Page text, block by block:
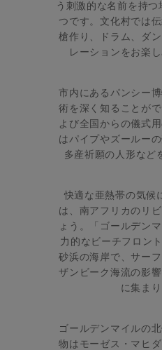
う刺激的な名前を持つ
つです。文化村では
槍作り、ドラム、ダ
レーションをお楽
市内にあるパンシー
術を深く知ることが
よび全国からの儀式
はパイプやズールー
多産祈願の人形など
快適な亜熱帯の気候
は、南アフリカのリ
ょう。「ゴールデン
力的なビーチフロン
砂浜の海岸で、サー
ザンビーク海流の影
に集まり
ゴールデンマイルの
物はモーゼス・マヒ